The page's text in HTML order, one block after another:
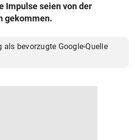
Impulse seien von der
gekommen.
als bevorzugte Google-Quelle